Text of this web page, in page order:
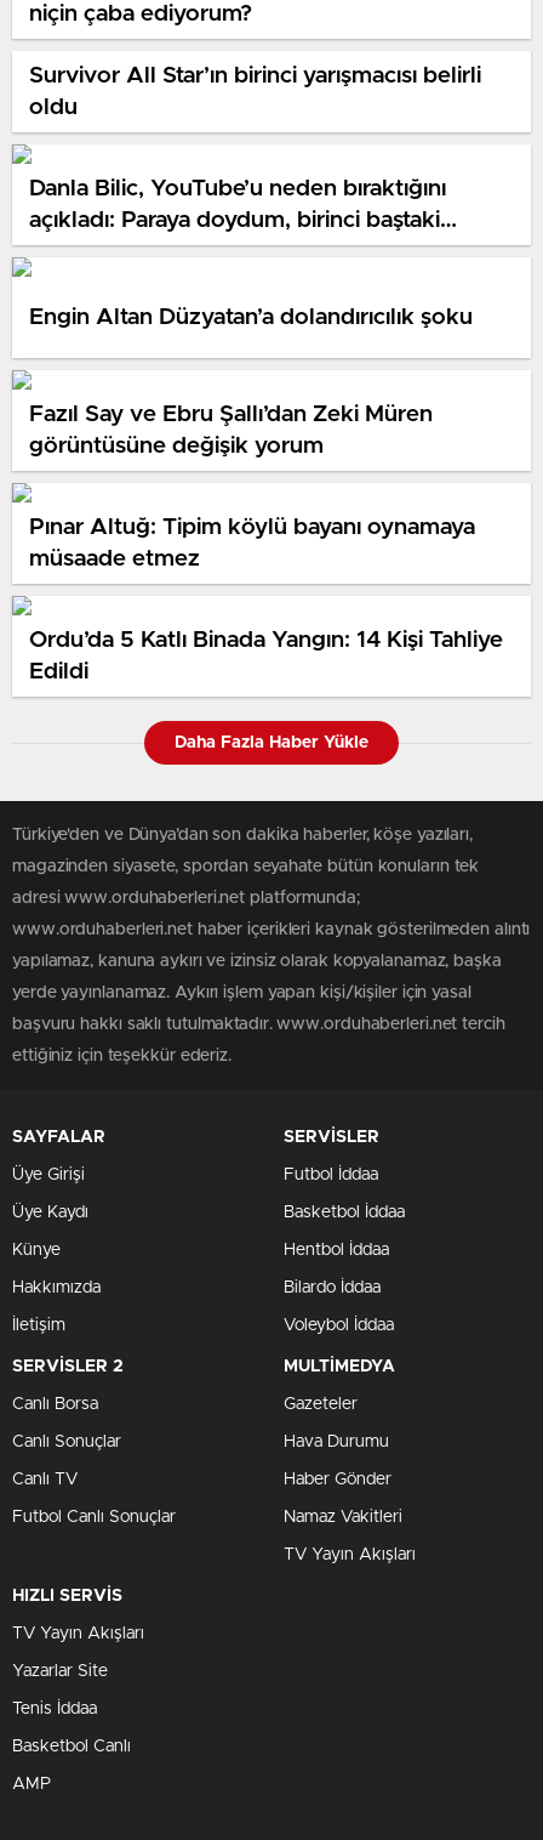
niçin çaba ediyorum?
Survivor All Star’ın birinci yarışmacısı belirli
oldu
Danla Bilic, YouTube’u neden bıraktığını
açıkladı: Paraya doydum, birinci baştaki
gücüm yok
Engin Altan Düzyatan’a dolandırıcılık şoku
Fazıl Say ve Ebru Şallı’dan Zeki Müren
görüntüsüne değişik yorum
Pınar Altuğ: Tipim köylü bayanı oynamaya
müsaade etmez
Ordu’da 5 Katlı Binada Yangın: 14 Kişi Tahliye
Edildi
Daha Fazla Haber Yükle
Türkiye'den ve Dünya’dan son dakika haberler, köşe yazıları,
magazinden siyasete, spordan seyahate bütün konuların tek
adresi www.orduhaberleri.net platformunda;
www.orduhaberleri.net haber içerikleri kaynak gösterilmeden alıntı
yapılamaz, kanuna aykırı ve izinsiz olarak kopyalanamaz, başka
yerde yayınlanamaz. Aykırı işlem yapan kişi/kişiler için yasal
başvuru hakkı saklı tutulmaktadır. www.orduhaberleri.net tercih
ettiğiniz için teşekkür ederiz.
SAYFALAR
Üye Girişi
Üye Kaydı
Künye
Hakkımızda
İletişim
SERVİSLER
Futbol İddaa
Basketbol İddaa
Hentbol İddaa
Bilardo İddaa
Voleybol İddaa
SERVİSLER 2
Canlı Borsa
Canlı Sonuçlar
Canlı TV
Futbol Canlı Sonuçlar
MULTİMEDYA
Gazeteler
Hava Durumu
Haber Gönder
Namaz Vakitleri
TV Yayın Akışları
HIZLI SERVİS
TV Yayın Akışları
Yazarlar Site
Tenis İddaa
Basketbol Canlı
AMP